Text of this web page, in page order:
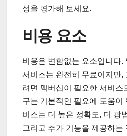
성을 평가해 보세요.
비용 요소
비용은 변함없는 요소입니다.
서비스는 완전히 무료이지만,
려면 멤버십이 필요한 서비스
구는 기본적인 필요에 도움이
비스는 더 높은 정확도, 더 광
그리고 추가 기능을 제공하는